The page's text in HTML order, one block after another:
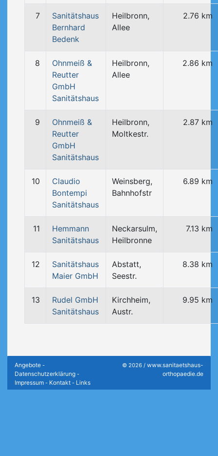
7
Sanitätshaus
Bernhard
Bedenk
Heilbronn,
Allee
2.76 km
8
Ohnmeiß &
Reutter
GmbH
Sanitätshaus
Heilbronn,
Allee
2.86 km
9
Ohnmeiß &
Reutter
GmbH
Sanitätshaus
Heilbronn,
Moltkestr.
2.87 km
10
Claudio
Bontempi
Sanitätshaus
Weinsberg,
Bahnhofstr
6.89 km
11
Hemmann
Sanitätshaus
Neckarsulm,
Heilbronne
7.13 km
12
Sanitätshaus
Maier GmbH
Abstatt,
Seestr.
8.38 km
13
Rudel GmbH
Sanitätshaus
Kirchheim,
Austr.
9.95 km
Angebote -
Datenschutzerklärung -
Impressum - Kontakt - Links
© 2026 / www.sanitaetshaus-
orthopaedie.de